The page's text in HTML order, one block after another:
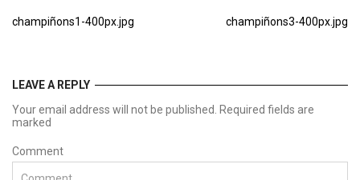
champiñons1-400px.jpg champiñons3-400px.jpg
LEAVE A REPLY
Your email address will not be published. Required fields are
marked
Comment